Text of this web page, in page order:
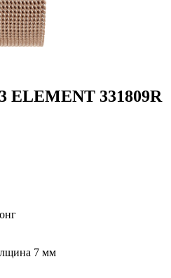
ELEMENT 331809R
7 мм